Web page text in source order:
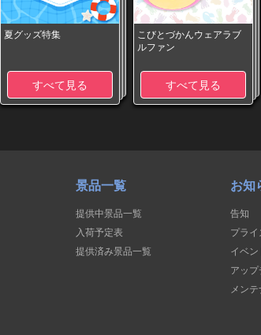
夏グッズ特集
すべて見る
こびとづかんウェアラブ
ルファン
すべて見る
景品一覧
提供中景品一覧
入荷予定表
提供済み景品一覧
お知
告知
プライ
イベン
アップ
メン